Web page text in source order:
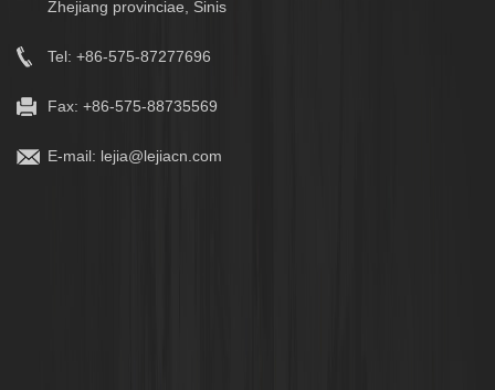
Zhejiang provinciae, Sinis
Tel: +86-575-87277696
Fax: +86-575-88735569
E-mail: lejia@lejiacn.com